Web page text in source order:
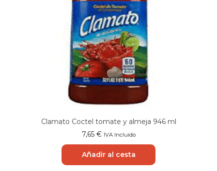
Clamato Coctel tomate y almeja 946 ml
7,65 € IVA Incluido
Añadir al cesta